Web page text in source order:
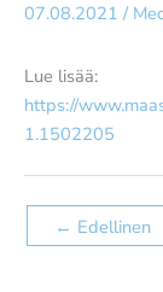
07.08.2021 /
Lue lisää:
https://
1.1502205
← Edellinen